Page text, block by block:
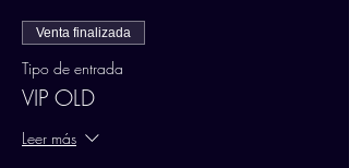
Venta finalizada
Tipo de entrada
VIP OLD
Leer más